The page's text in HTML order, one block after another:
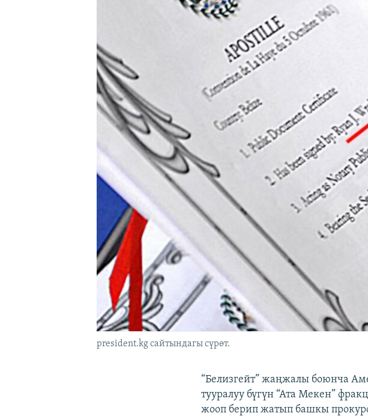
ЫҢГАЙСЫЗ СУРООЛОР
president.kg сайтындагы сүрөт.
“Белизгейт” жаңжалы боюнча
тууралуу бүгүн “Ата Мекен”
жооп берип жатып башкы